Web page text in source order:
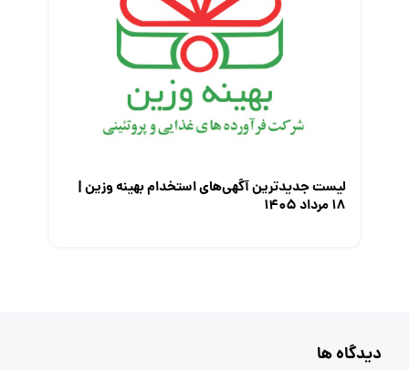
لیست جدیدترین آگهی‌های استخدام بهینه وزین |
۱۸ مرداد ۱۴۰۵
دیدگاه ها